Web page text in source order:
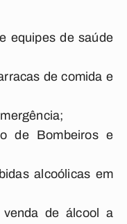
equipes de saúde
de comida e
de Bombeiros e
alcoólicas em
venda de álcool a